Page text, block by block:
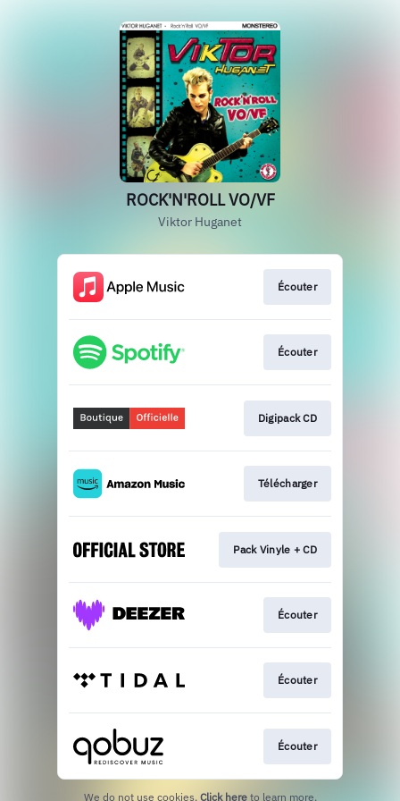
ROCK'N'ROLL VO/VF
Viktor Huganet
Écouter
Écouter
Digipack CD
Télécharger
Pack Vinyle + CD
Écouter
Écouter
Écouter
We do not use cookies. Click here to learn more.